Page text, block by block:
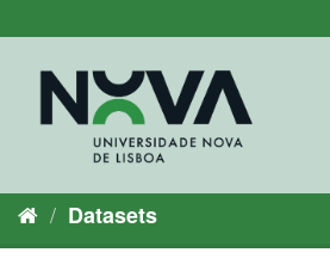
to
Datasets